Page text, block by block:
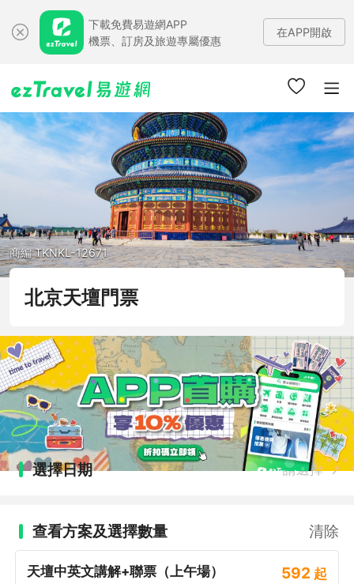
下載免費易遊網APP
機票、訂房及旅遊專屬優惠
在APP開啟
商編 TKNKL-12671
北京天壇門票
選擇日期 請選擇
查看方案及選擇數量 清除
天壇中英文講解+聯票（上午場） 592 起